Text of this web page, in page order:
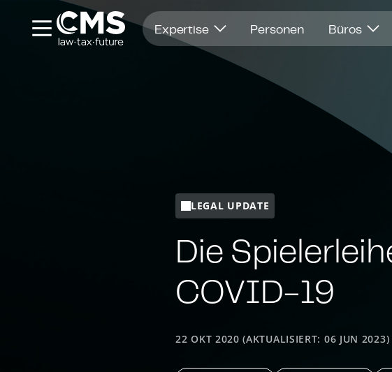
Expertise Personen Büros
LEGAL UPDATE
Die
COVID-19
22 OKT 2020 (AKTUALISIERT: 06 JUN 2023)
Öffnet in einem neuen Fenster